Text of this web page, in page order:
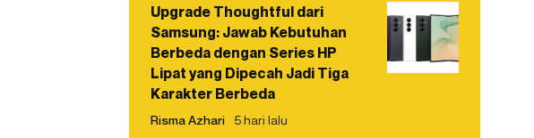
Upgrade Thoughtful dari
Samsung: Jawab Kebutuhan
Berbeda dengan Series HP
Lipat yang Dipecah Jadi Tiga
Karakter Berbeda
Risma Azhari 5 hari lalu